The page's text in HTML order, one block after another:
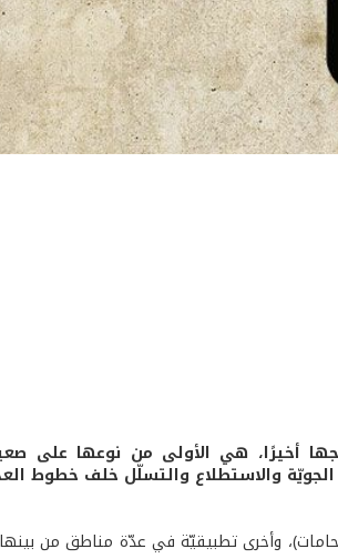
أخيرًا، هي الأولى من نوعها على
والاستطلاع والتسلّل خلف خطوط
(حامات)، وأخرى تطبيقيّة في عدّة مناطق من